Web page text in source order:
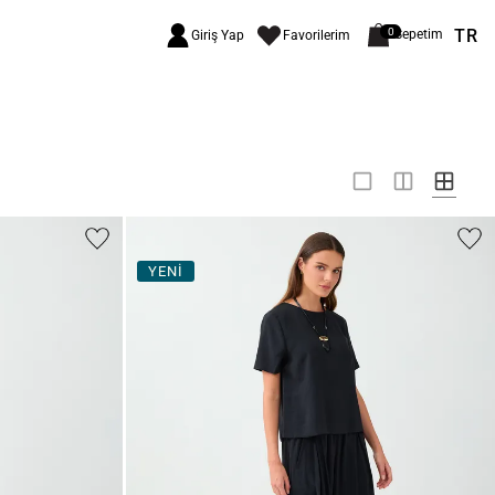
Giriş Yap Favorilerim 0Sepetim TR
YENİ